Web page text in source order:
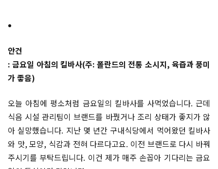
안건
: 금요일 아침의 킬바사(주: 폴란드의 전통 소시지, 육즙과 풍미
가 좋음)
오늘 아침에 평소처럼 금요일의 킬바사를 사먹었습니다. 근데
식음 시설 관리팀이 브랜드를 바꿨거나 조리 상태가 좋지가 않
아 실망했습니다. 지난 몇 년간 구내식당에서 먹어왔던 킬바사
와 맛, 모양, 식감과 전혀 다르다고요. 이전 브랜드로 다시 바꿔
주시기를 부탁드립니다. 이건 제가 매주 손꼽아 기다리는 금요